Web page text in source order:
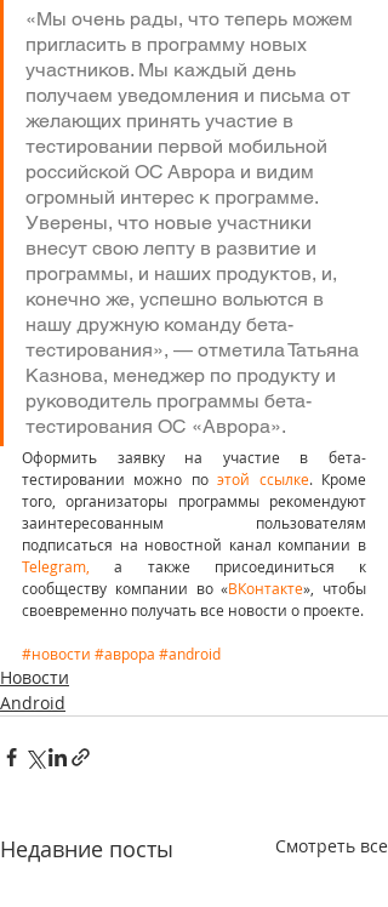
«Мы очень рады, что теперь можем
пригласить в программу новых
участников. Мы каждый день
получаем уведомления и письма от
желающих принять участие в
тестировании первой мобильной
российской ОС Аврора и видим
огромный интерес к программе.
Уверены, что новые участники
внесут свою лепту в развитие и
программы, и наших продуктов, и,
конечно же, успешно вольются в
нашу дружную команду бета-
тестирования», — отметила Татьяна
Казнова, менеджер по продукту и
руководитель программы бета-
тестирования ОС «Аврора».
Оформить заявку на участие в бета-
тестировании можно по этой ссылке. Кроме
того, организаторы программы рекомендуют
заинтересованным пользователям
Telegram,
а также присоединиться к
сообществу компании во «ВКонтакте», чтобы
своевременно получать все новости о проекте.
#новости #аврора #android
Новости
Android
Недавние посты Смотреть все